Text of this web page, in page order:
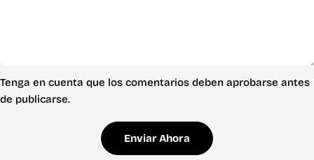
Tenga en cuenta que los comentarios deben aprobarse antes
de publicarse.
Enviar Ahora